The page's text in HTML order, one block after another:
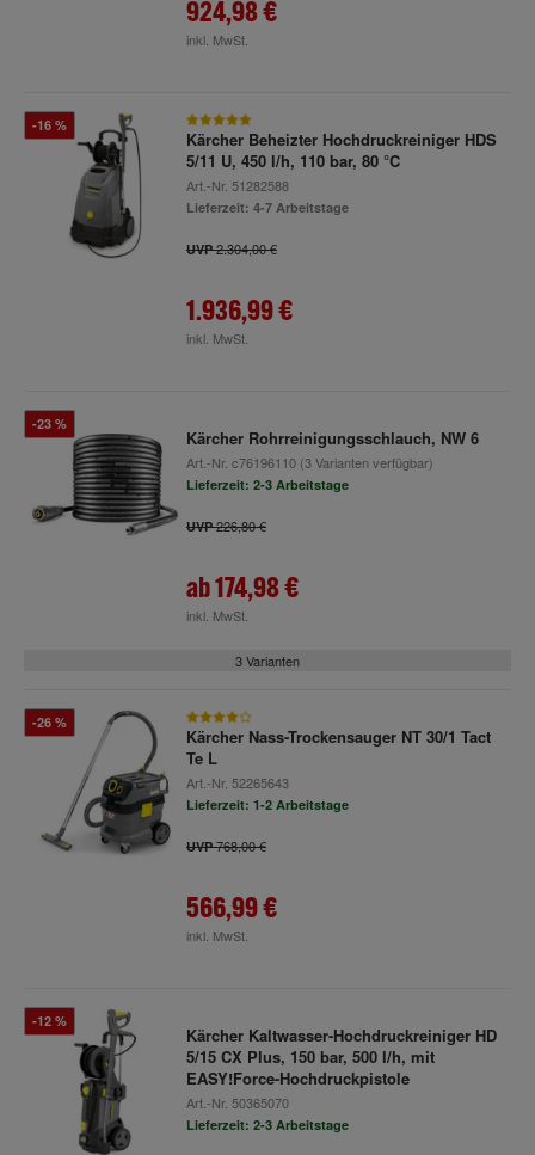
924,98 €
inkl. MwSt.
-16 %
Kärcher Beheizter Hochdruckreiniger HDS
5/11 U, 450 l/h, 110 bar, 80 °C
Art.-Nr. 51282588
Lieferzeit: 4-7 Arbeitstage
UVP2.304,00 €
1.936,99 €
inkl. MwSt.
-23 %
Kärcher Rohrreinigungsschlauch, NW 6
Art.-Nr. c76196110(3 Varianten verfügbar)
Lieferzeit: 2-3 Arbeitstage
UVP226,80 €
ab174,98 €
inkl. MwSt.
3 Varianten
-26 %
Kärcher Nass-Trockensauger NT 30/1 Tact
Te L
Art.-Nr. 52265643
Lieferzeit: 1-2 Arbeitstage
UVP768,00 €
566,99 €
inkl. MwSt.
-12 %
Kärcher Kaltwasser-Hochdruckreiniger HD
5/15 CX Plus, 150 bar, 500 l/h, mit
EASY!Force-Hochdruckpistole
Art.-Nr. 50365070
Lieferzeit: 2-3 Arbeitstage